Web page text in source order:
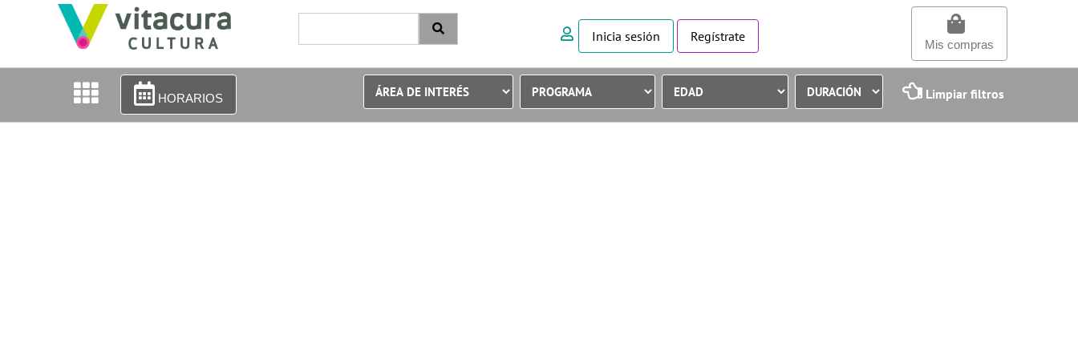
Inicia sesión Regístrate
Mis compras
HORARIOS Limpiar filtros